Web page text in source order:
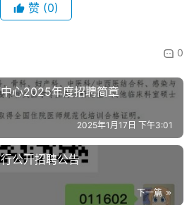
赞 (0)
0
心2025年度招聘简章
2025年1月17日 下午3:01
公开招聘公告
下一篇